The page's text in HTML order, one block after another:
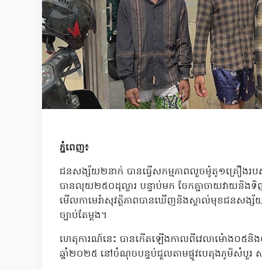
ភ្នំពេញ៖
ជនសង្ស័យ២នាក់ បានធ្វើសកម្មភាពលួចម៉ូតូ១គ្រឿងរប
បានលុយ២៥០ដុល្លារ បន្ទាប់មក ចែកគ្នាចាយវាយនិ
មើលកាមេរ៉ាសុវត្ថិភាពបានឃើញនិងស្គាល់មុខជនសង្
ច្បាប់តែម្ដង។
ហេតុការណ៍នេះ បានកើតឡើងកាលពីវេលាម៉ោង០៥និង០
ឆ្នាំ២០២៥ នៅចំណុចបន្ទប់ជួលតាមផ្លូវបេតុងភូមិសំបួរ សង្